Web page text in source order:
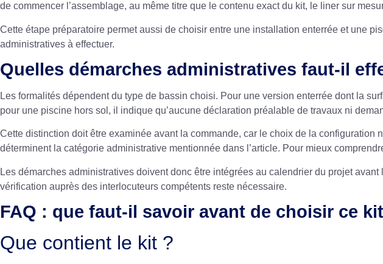
de commencer l’assemblage, au même titre que le contenu exact du kit, le liner sur
Cette étape préparatoire permet aussi de choisir entre une installation enterrée et une
administratives à effectuer.
Quelles démarches administratives faut-il
Les formalités dépendent du type de bassin choisi. Pour une version enterrée dont la
pour une piscine hors sol, il indique qu’aucune déclaration préalable de travaux ni
Cette distinction doit être examinée avant la commande, car le choix de la
déterminent la catégorie administrative mentionnée dans l’article. Pour mieux
Les démarches administratives doivent donc être intégrées au calendrier du projet
vérification auprès des interlocuteurs compétents reste nécessaire.
FAQ : que faut-il savoir avant de choisir ce
Que contient le kit ?